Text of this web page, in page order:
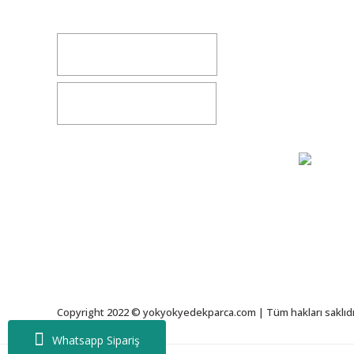
Whatsapp Sipariş
Copyright 2022 © yokyokyedekparca.com | Tüm hakları